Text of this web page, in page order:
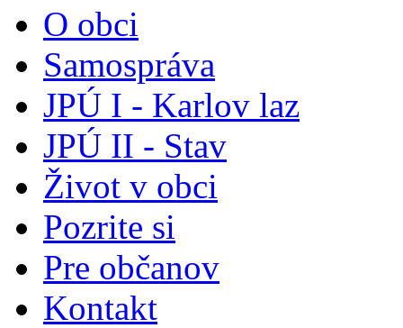
O obci
Samospráva
JPÚ I - Karlov laz
JPÚ II - Stav
Život v obci
Pozrite si
Pre občanov
Kontakt